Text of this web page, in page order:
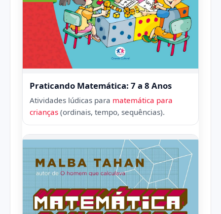
Praticando Matemática: 7 a 8 Anos
Atividades lúdicas para matemática para
crianças (ordinais, tempo, sequências).